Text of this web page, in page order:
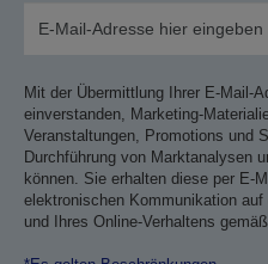
Mit der Übermittlung Ihrer E-Mail-
einverstanden, Marketing-
Veranstaltungen, Promotions und
Durchführung von Marktanalysen
können. Sie erhalten diese per E-
elektronischen Kommunikation
und Ihres Online-Verhaltens